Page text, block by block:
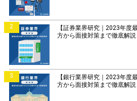
2
【証券業界研究｜2023年度
方から面接対策まで徹底解説
3
【銀行業界研究｜2023年度
方から面接対策まで徹底解説